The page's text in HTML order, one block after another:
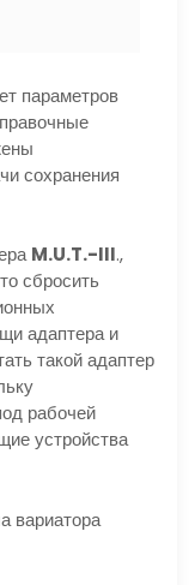
параметров
сохранения
M.U.T.-III.,
сбросить
адаптера и
такой адаптер
рабочей
устройства
вариатора